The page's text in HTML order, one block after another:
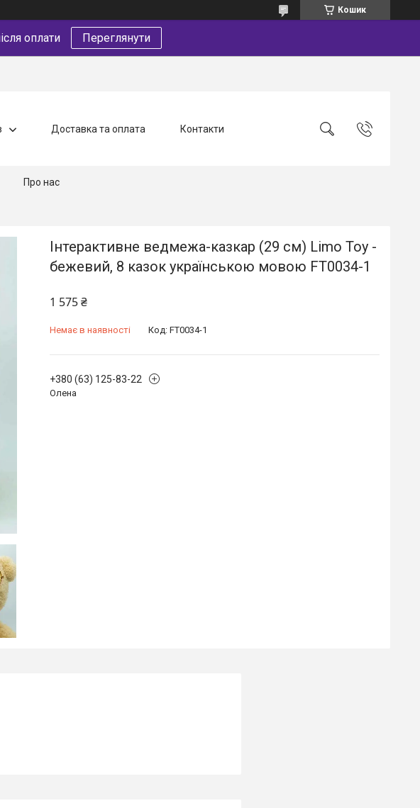
Кошик
оплати Переглянути
Доставка та оплата Контакти
Про нас
Інтерактивне ведмежа-казкар (29 см) Limo Toy -
бежевий, 8 казок українською мовою FT0034-1
1 575 ₴
Немає в наявності Код: FT0034-1
+380 (63) 125-83-22
Олена